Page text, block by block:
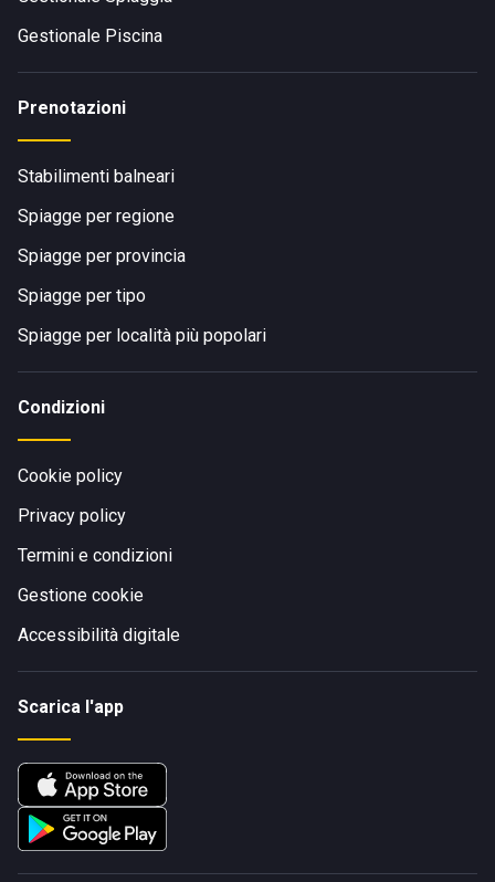
Gestionale Piscina
Prenotazioni
Stabilimenti balneari
Spiagge per regione
Spiagge per provincia
Spiagge per tipo
Spiagge per località più popolari
Condizioni
Cookie policy
Privacy policy
Termini e condizioni
Gestione cookie
Accessibilità digitale
Scarica l'app